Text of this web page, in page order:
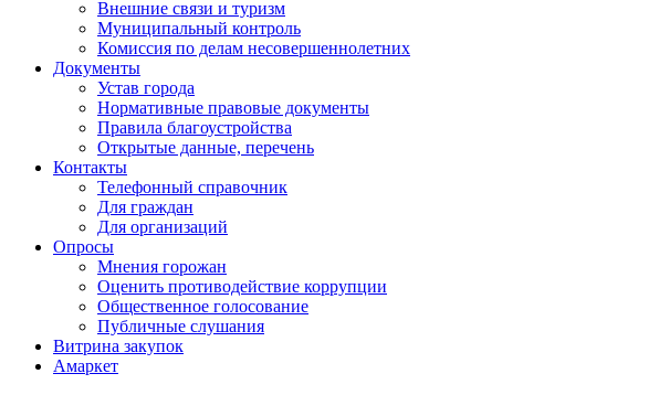
Внешние связи и туризм
Муниципальный контроль
Комиссия по делам несовершеннолетних
Документы
Устав города
Нормативные правовые документы
Правила благоустройства
Открытые данные, перечень
Контакты
Телефонный справочник
Для граждан
Для организаций
Опросы
Мнения горожан
Оценить противодействие коррупции
Общественное голосование
Публичные слушания
Витрина закупок
Амаркет